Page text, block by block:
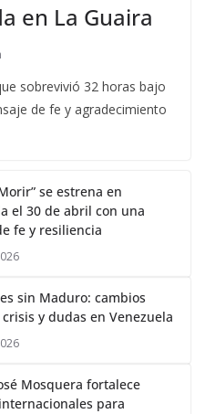
en La Guaira
sobrevivió 32 horas bajo
de fe y agradecimiento
se estrena en
el 30 de abril con una
fe y resiliencia
sin Maduro: cambios
y dudas en Venezuela
Mosquera fortalece
para